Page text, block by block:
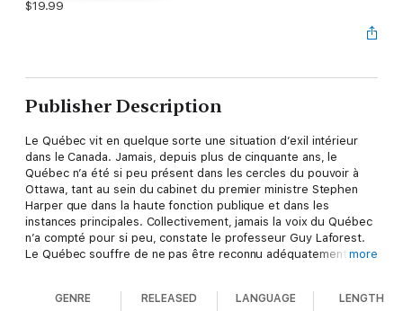
$19.99
Publisher Description
Le Québec vit en quelque sorte une situation d’exil intérieur
dans le Canada. Jamais, depuis plus de cinquante ans, le
Québec n’a été si peu présent dans les cercles du pouvoir à
Ottawa, tant au sein du cabinet du premier ministre Stephen
Harper que dans la haute fonction publique et dans les
instances principales. Collectivement, jamais la voix du Québec
n’a compté pour si peu, constate le professeur Guy Laforest.
Le Québec souffre de ne pas être reconnu adéquatement dans
nation hospitalière. Il faudra se battre simultanément sur deux
more
GENRE RELEASED LANGUAGE LENGTH